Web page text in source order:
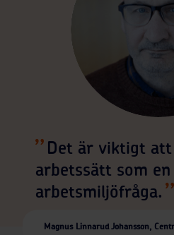
Det är viktigt
arbetssätt som en
arbetsmiljöfråga.
Magnus Linnarud Johansson,